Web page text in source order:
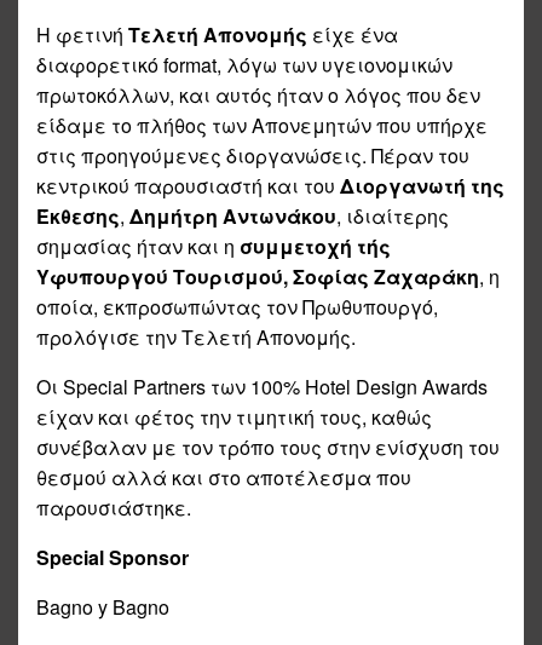
Η φετινή Τελετή Απονομής είχε ένα
διαφορετικό format, λόγω των υγειονομικών
πρωτοκόλλων, και αυτός ήταν ο λόγος που δεν
είδαμε το πλήθος των Απονεμητών που υπήρχε
στις προηγούμενες διοργανώσεις. Πέραν του
κεντρικού παρουσιαστή και του Διοργανωτή της
Έκθεσης, Δημήτρη Αντωνάκου, ιδιαίτερης
σημασίας ήταν και η συμμετοχή τής
Υφυπουργού Τουρισμού,Σοφίας Ζαχαράκη, η
οποία, εκπροσωπώντας τον Πρωθυπουργό,
προλόγισε την Τελετή Απονομής.
Οι Special Partners των 100% Hotel Design Awards
είχαν και φέτος την τιμητική τους, καθώς
συνέβαλαν με τον τρόπο τους στην ενίσχυση του
θεσμού αλλά και στο αποτέλεσμα που
παρουσιάστηκε.
Special Sponsor
Bagno y Bagno